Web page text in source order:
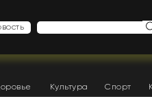
Культура Спорт